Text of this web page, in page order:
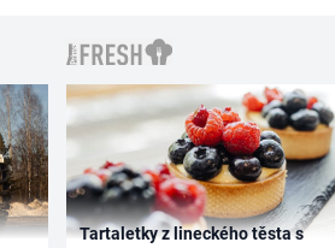
Tartaletky z lineckého těsta s